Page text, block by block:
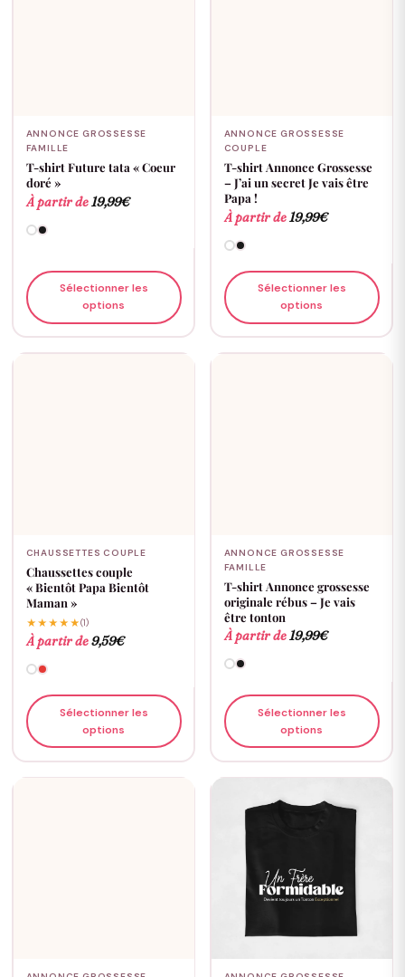
ANNONCE GROSSESSE
FAMILLE
T-shirt Future tata « Coeur
doré »
À partir de 19,99€
Sélectionner les
options
ANNONCE GROSSESSE
COUPLE
T-shirt Annonce Grossesse
– J’ai un secret Je vais être
Papa !
À partir de 19,99€
Sélectionner les
options
CHAUSSETTES COUPLE
Chaussettes couple
« Bientôt Papa Bientôt
Maman »
★★★★★(1)
À partir de9,59€
Sélectionner les
options
ANNONCE GROSSESSE
FAMILLE
T-shirt Annonce grossesse
originale rébus – Je vais
être tonton
À partir de19,99€
Sélectionner les
options